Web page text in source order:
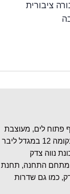
ציבורית
פתוח לים, מעוצבת
אדריכלית, מטופחת ושמורה היטב. ממוקמת בקומה 12 במגדל ליבר
נווה צדק
מתחם התחנה, תחנת
כמו גם שדרות